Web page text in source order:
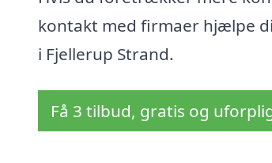
kontakt med firmaer hjælpe
i Fjellerup Strand.
Få 3 tilbud, gratis og